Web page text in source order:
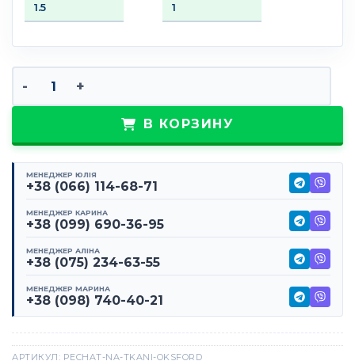
В КОРЗИНУ
МЕНЕДЖЕР ЮЛІЯ
+38 (066) 114-68-71
МЕНЕДЖЕР КАРИНА
+38 (099) 690-36-95
МЕНЕДЖЕР АЛІНА
+38 (075) 234-63-55
МЕНЕДЖЕР МАРИНА
+38 (098) 740-40-21
АРТИКУЛ: PECHAT-NA-TKANI-OKSFORD